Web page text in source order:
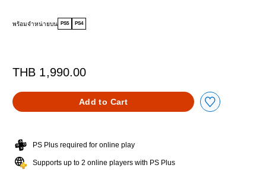
พร้อมจำหน่ายบน PS5 PS4
THB 1,990.00
Add to Cart
PS Plus required for online play
Supports up to 2 online players with PS Plus